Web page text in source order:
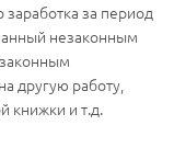
за период
незаконным
другую работу,
книжки и т.д.